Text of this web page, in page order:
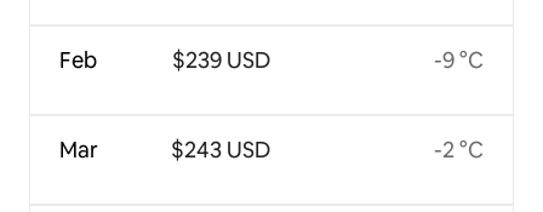
Feb
Mar
$239 USD
$243 USD
-9 °C
-2 °C